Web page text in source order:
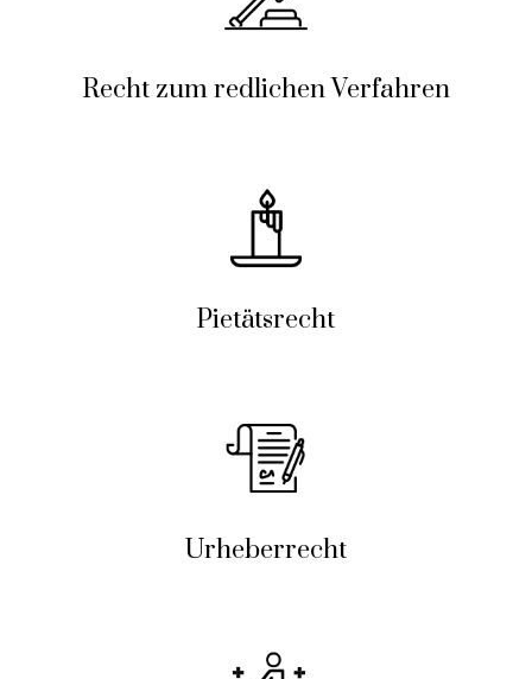
Recht zum redlichen Verfahren
Pietätsrecht
Urheberrecht